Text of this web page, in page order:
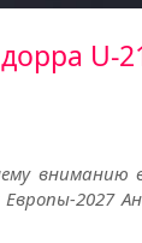
U-
вниманию
2027